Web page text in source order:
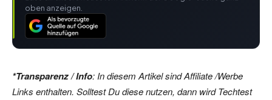
oben anzeigen.
*Transparenz / Info: In diesem Artikel sind Affiliate /Werbe
Links enthalten. Solltest Du diese nutzen, dann wird Techtest